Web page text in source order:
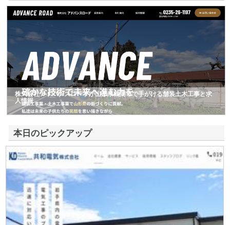
株式会社アドバンスロードが山形県鶴岡市で手がける舗装土木工事と求
人情報
本日のピックアップ